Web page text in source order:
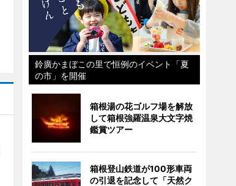
鈴廣かまぼこの里で恒例のイベント「夏
の市」を開催
箱根湯の花ゴルフ場を解放
して箱根強羅温泉大文字焼
鑑賞ツアー
箱根登山鉄道が100形車両
の引退を記念して「天然ク